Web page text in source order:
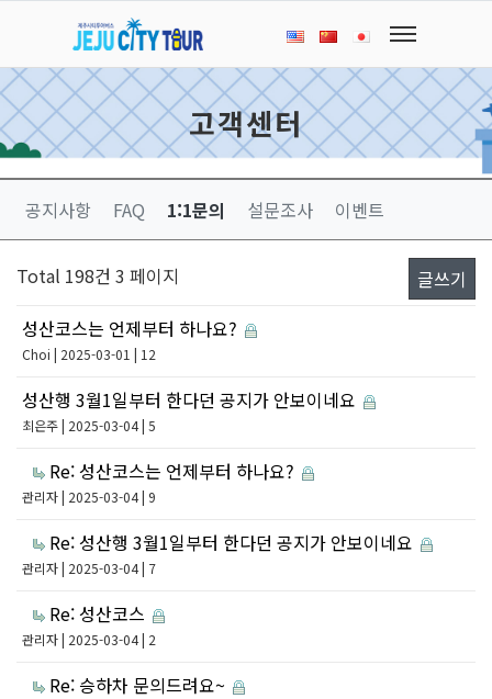
고객센터
공지사항 FAQ 1:1문의 설문조사 이벤트
Total 198건 3 페이지
글쓰기
성산코스는 언제부터 하나요?
Choi | 2025-03-01 | 12
성산행 3월1일부터 한다던 공지가 안보이네요
최은주| 2025-03-04 | 5
Re: 성산코스는 언제부터 하나요?
관리자| 2025-03-04 | 9
Re: 성산행 3월1일부터 한다던 공지가 안보이네요
관리자| 2025-03-04 | 7
Re: 성산코스
관리자| 2025-03-04 | 2
Re: 승하차 문의드려요~